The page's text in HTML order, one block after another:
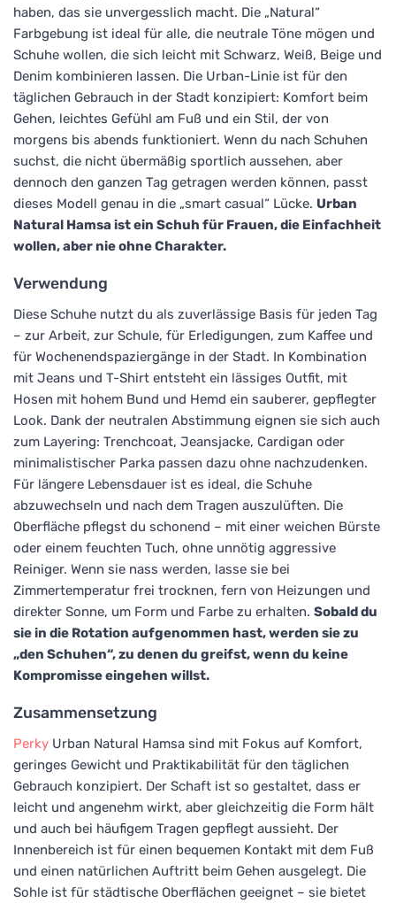
haben, das sie unvergesslich macht. Die „Natural“
Farbgebung ist ideal für alle, die neutrale Töne mögen und
Schuhe wollen, die sich leicht mit Schwarz, Weiß, Beige und
Denim kombinieren lassen. Die Urban-Linie ist für den
täglichen Gebrauch in der Stadt konzipiert: Komfort beim
Gehen, leichtes Gefühl am Fuß und ein Stil, der von
morgens bis abends funktioniert. Wenn du nach Schuhen
suchst, die nicht übermäßig sportlich aussehen, aber
dennoch den ganzen Tag getragen werden können, passt
dieses Modell genau in die „smart casual“ Lücke. Urban
Natural Hamsa ist ein Schuh für Frauen, die Einfachheit
wollen, aber nie ohne Charakter.
Verwendung
Diese Schuhe nutzt du als zuverlässige Basis für jeden Tag
– zur Arbeit, zur Schule, für Erledigungen, zum Kaffee und
für Wochenendspaziergänge in der Stadt. In Kombination
mit Jeans und T-Shirt entsteht ein lässiges Outfit, mit
Hosen mit hohem Bund und Hemd ein sauberer, gepflegter
Look. Dank der neutralen Abstimmung eignen sie sich auch
zum Layering: Trenchcoat, Jeansjacke, Cardigan oder
minimalistischer Parka passen dazu ohne nachzudenken.
Für längere Lebensdauer ist es ideal, die Schuhe
abzuwechseln und nach dem Tragen auszulüften. Die
Oberfläche pflegst du schonend – mit einer weichen Bürste
oder einem feuchten Tuch, ohne unnötig aggressive
Reiniger. Wenn sie nass werden, lasse sie bei
Zimmertemperatur frei trocknen, fern von Heizungen und
direkter Sonne, um Form und Farbe zu erhalten. Sobald du
sie in die Rotation aufgenommen hast, werden sie zu
„den Schuhen“, zu denen du greifst, wenn du keine
Kompromisse eingehen willst.
Zusammensetzung
Perky Urban Natural Hamsa sind mit Fokus auf Komfort,
geringes Gewicht und Praktikabilität für den täglichen
Gebrauch konzipiert. Der Schaft ist so gestaltet, dass er
leicht und angenehm wirkt, aber gleichzeitig die Form hält
und auch bei häufigem Tragen gepflegt aussieht. Der
Innenbereich ist für einen bequemen Kontakt mit dem Fuß
und einen natürlichen Auftritt beim Gehen ausgelegt. Die
Sohle ist für städtische Oberflächen geeignet – sie bietet